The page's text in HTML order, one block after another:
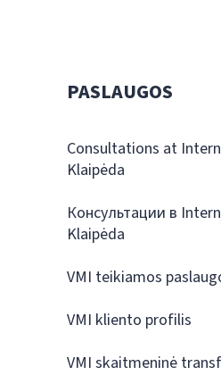
PASLAUGOS
Consultations at
Klaipėda
Консультации в
Klaipėda
VMI teikiamos
VMI kliento profilis
VMI skaitmeninė